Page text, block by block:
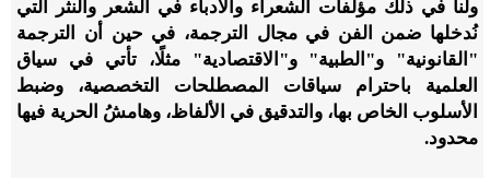
ولنا في ذلك مؤلفات الشعراء والأدباء في الشعر والنثر التي
نُدخلها ضمن الفن في مجال الترجمة، في حين أن الترجمة
" القانونية" و" الطبية" و" الاقتصادية"
مثلًا، تأتي في سياق
العلمية باحترام سياقات المصطلحات التخصصية، وضبط
الأسلوب الخاص بها، والتدقيق في الألفاظ، وهامشُ الحرية فيها
محدود.